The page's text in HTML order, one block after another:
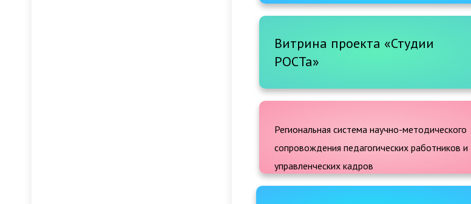
Витрина проекта «Студии
РОСТа»
Региональная система научно-методического
сопровождения педагогических работников и
управленческих кадров